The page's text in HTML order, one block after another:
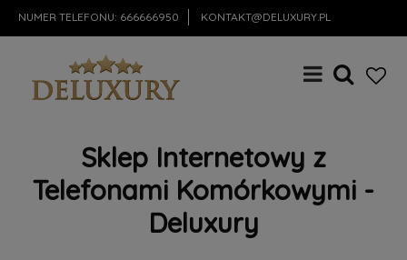
NUMER TELEFONU: 666666950 KONTAKT@DELUXURY.PL
Sklep Internetowy z
Telefonami Komórkowymi -
Deluxury